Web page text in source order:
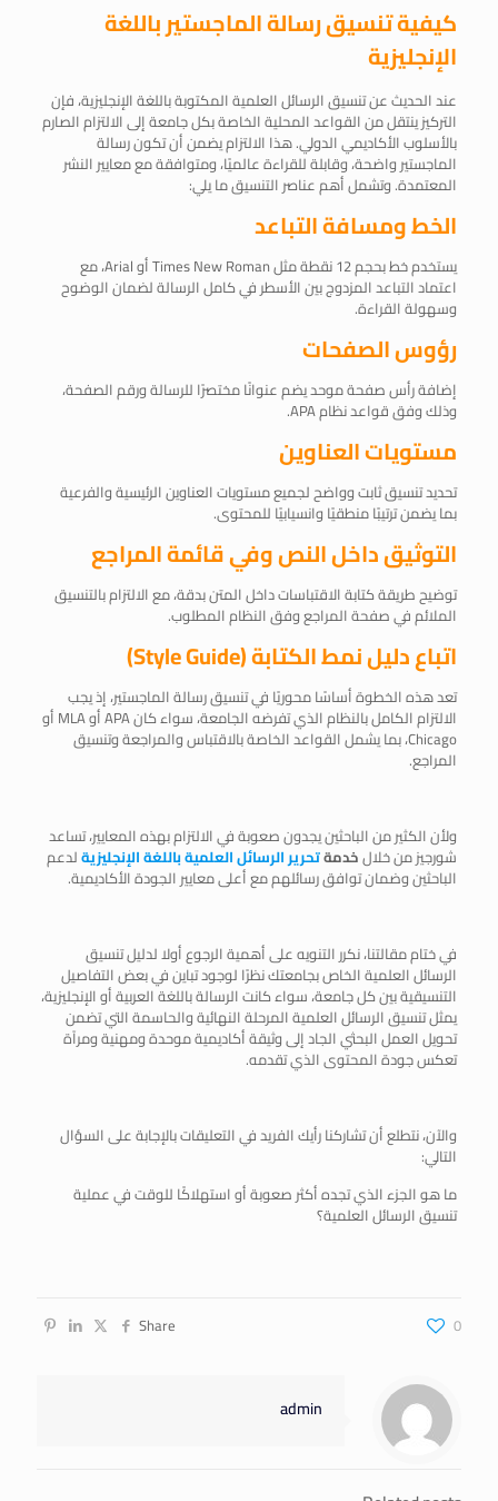
كيفية تنسيق رسالة الماجستير باللغة
الإنجليزية
عند الحديث عن تنسيق الرسائل العلمية المكتوبة باللغة الإنجليزية، فإن
التركيز ينتقل من القواعد المحلية الخاصة بكل جامعة إلى الالتزام الصارم
بالأسلوب الأكاديمي الدولي. هذا الالتزام يضمن أن تكون رسالة
الماجستير واضحة، وقابلة للقراءة عالميًا، ومتوافقة مع معايير النشر
المعتمدة. وتشمل أهم عناصر التنسيق ما يلي:
الخط ومسافة التباعد
يستخدم خط بحجم 12 نقطة مثل Times New Roman أو Arial، مع
اعتماد التباعد المزدوج بين الأسطر في كامل الرسالة لضمان الوضوح
وسهولة القراءة.
رؤوس الصفحات
إضافة رأس صفحة موحد يضم عنوانًا مختصرًا للرسالة ورقم الصفحة،
وذلك وفق قواعد نظام APA.
مستويات العناوين
تحديد تنسيق ثابت وواضح لجميع مستويات العناوين الرئيسية والفرعية
بما يضمن ترتيبًا منطقيًا وانسيابيًا للمحتوى.
التوثيق داخل النص وفي قائمة المراجع
توضيح طريقة كتابة الاقتباسات داخل المتن بدقة، مع الالتزام بالتنسيق
الملائم في صفحة المراجع وفق النظام المطلوب.
اتباع دليل نمط الكتابة(Style Guide)
تعد هذه الخطوة أساسًا محوريًا في تنسيق رسالة الماجستير، إذ يجب
الالتزام الكامل بالنظام الذي تفرضه الجامعة، سواء كان APA أو MLA أو
Chicago، بما يشمل القواعد الخاصة بالاقتباس والمراجعة وتنسيق
المراجع.
ولأن الكثير من الباحثين يجدون صعوبة في الالتزام بهذه المعايير، تساعد
شورجيز من خلالخدمةتحرير الرسائل العلمية باللغة الإنجليزيةلدعم
الباحثين وضمان توافق رسائلهم مع أعلى معايير الجودة الأكاديمية.
في ختام مقالتنا، نكرر التنويه على أهمية الرجوع أولا لدليل تنسيق
الرسائل العلمية الخاص بجامعتك نظرًا لوجود تباين في بعض التفاصيل
التنسيقية بين كل جامعة، سواء كانت الرسالة باللغة العربية أو الإنجليزية،
يمثل تنسيق الرسائل العلمية المرحلة النهائية والحاسمة التي تضمن
تحويل العمل البحثي الجاد إلى وثيقة أكاديمية موحدة ومهنية ومرآة
تعكس جودة المحتوى الذي تقدمه.
والآن، نتطلع أن تشاركنا رأيك الفريد في التعليقات بالإجابة على السؤال
التالي:
ما هو الجزء الذي تجده أكثر صعوبة أو استهلاكًا للوقت في عملية
تنسيق الرسائل العلمية؟
Share 0
admin